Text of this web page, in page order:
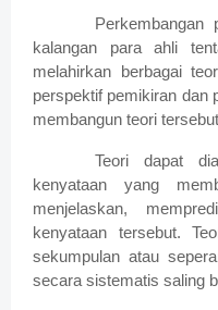
kalangan para ahli
melahirkan berbagai
perspektif pemikiran dan
membangun teori
Teori dapat
kenyataan yang
menjelaskan,
kenyataan tersebut.
sekumpulan atau
secara sistematis saling